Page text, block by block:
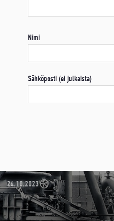
Nimi
Sähköposti (ei julkaista)
24.10.2023